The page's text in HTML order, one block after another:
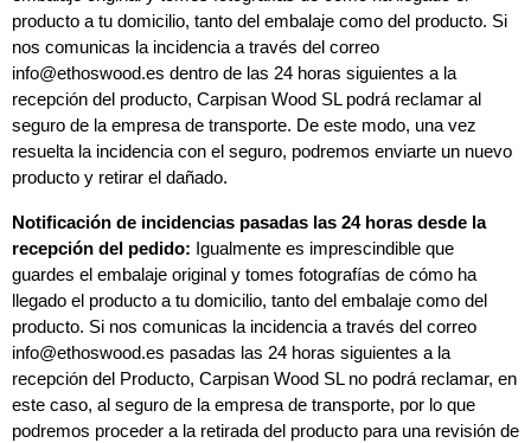
producto a tu domicilio, tanto del embalaje como del producto. Si
nos comunicas la incidencia a través del correo
info@ethoswood.es dentro de las 24 horas siguientes a la
recepción del producto, Carpisan Wood SL podrá reclamar al
seguro de la empresa de transporte. De este modo, una vez
resuelta la incidencia con el seguro, podremos enviarte un nuevo
producto y retirar el dañado.
Notificación de incidencias pasadas las 24 horas desde la
recepción del pedido: Igualmente es imprescindible que
guardes el embalaje original y tomes fotografías de cómo ha
llegado el producto a tu domicilio, tanto del embalaje como del
producto. Si nos comunicas la incidencia a través del correo
info@ethoswood.es pasadas las 24 horas siguientes a la
recepción del Producto, Carpisan Wood SL no podrá reclamar, en
este caso, al seguro de la empresa de transporte, por lo que
podremos proceder a la retirada del producto para una revisión de